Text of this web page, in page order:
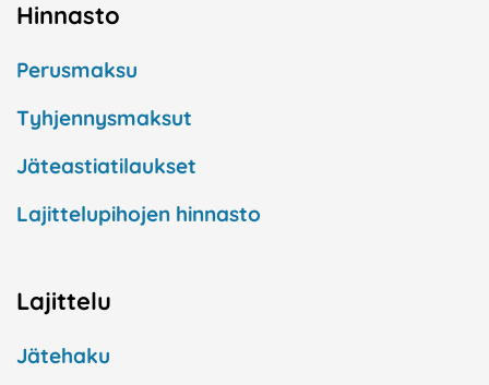
Hinnasto
Perusmaksu
Tyhjennysmaksut
Jäteastiatilaukset
Lajittelupihojen hinnasto
Lajittelu
Jätehaku